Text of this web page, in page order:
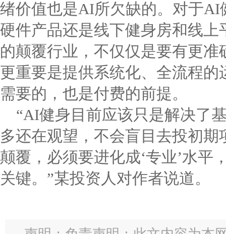
绪价值也是AI所欠缺的。对于AI
硬件产品还是线下健身房和线上
的颠覆行业，不仅仅是要有更
更重要是提供系统化、全流程
需要的，也是付费的前提。
“AI健身目前应该只是解决了
多还在观望，不会盲目去投初
颠覆，必须要进化成‘专业’水平
关键。”某投资人对作者说道。